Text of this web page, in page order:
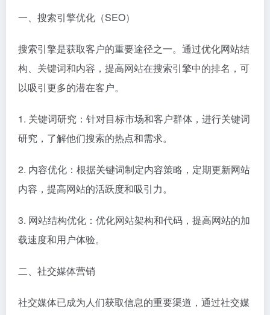
一、搜索引擎优化（SEO）
搜索引擎是获取客户的重要途径之一。通过优化网站结
构、关键词和内容，提高网站在搜索引擎中的排名，可
以吸引更多的潜在客户。
1. 关键词研究：针对目标市场和客户群体，进行关键词
研究，了解他们搜索的热点和需求。
2. 内容优化：根据关键词制定内容策略，定期更新网站
内容，提高网站的活跃度和吸引力。
3. 网站结构优化：优化网站架构和代码，提高网站的加
载速度和用户体验。
二、社交媒体营销
社交媒体已成为人们获取信息的重要渠道，通过社交媒